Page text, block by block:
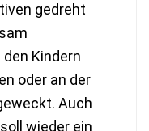
gedreht
Kindern
oder an der
Auch
wieder ein